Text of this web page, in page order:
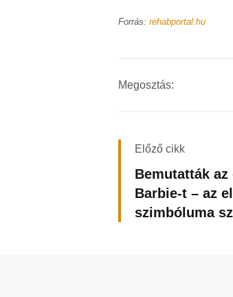
Forrás: rehabportal.hu
Megosztás:
Előző cikk
Bemutatták
Barbie-t – az
szimbóluma